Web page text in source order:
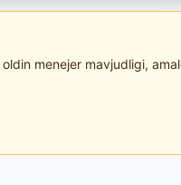
menejer mavjudligi,